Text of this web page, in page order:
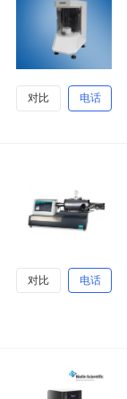
对比 电话
对比 电话